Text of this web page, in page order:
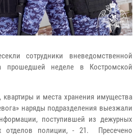
сотрудники вневедомственной
прошедшей неделе в Костромской
и места хранения имущества
наряды подразделения выезжали
поступившей из дежурных
отделов полиции, - 21. Пресечено